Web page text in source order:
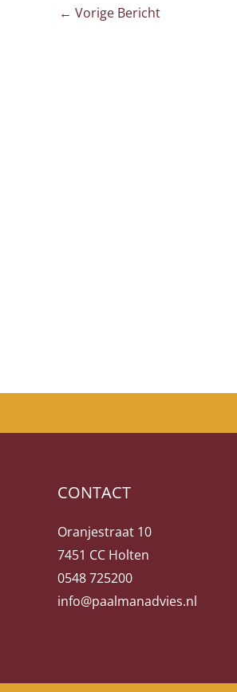
← Vorige Bericht
CONTACT
Oranjestraat 10
7451 CC Holten
0548 725200
info@paalmanadvies.nl